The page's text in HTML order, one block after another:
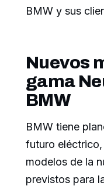
BMW y sus
Nuevos
gama
BMW
BMW tiene
futuro
modelos de la
previstos para